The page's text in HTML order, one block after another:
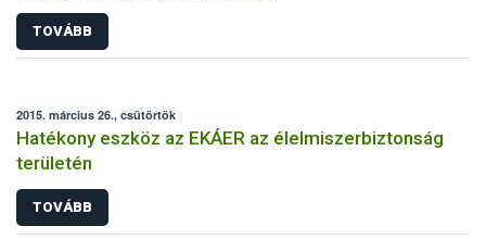
TOVÁBB
2015. március 26., csütörtök
Hatékony eszköz az EKÁER az élelmiszerbiztonság
területén
TOVÁBB